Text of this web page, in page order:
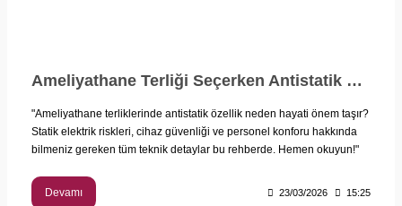
Ameliyathane Terliği Seçerken Antistatik Özelliğin Önemi: Neden Kritik?
"Ameliyathane terliklerinde antistatik özellik neden hayati önem taşır?
Statik elektrik riskleri, cihaz güvenliği ve personel konforu hakkında
bilmeniz gereken tüm teknik detaylar bu rehberde. Hemen okuyun!"
Devamı 23/03/2026 15:25